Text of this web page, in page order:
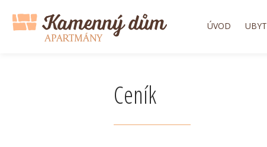
ÚVOD
Ceník